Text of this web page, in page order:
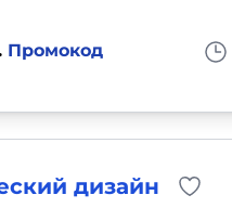
Промокод
дизайн